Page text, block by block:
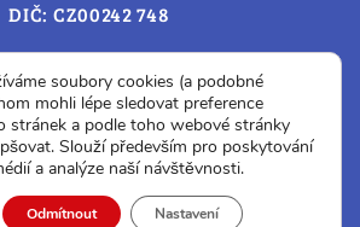
DIČ: CZ00242 748
– změna souhlasu
Prohlášení o přístupnosti
Všechna práva vyhrazena.
soubory cookies (a podobné
mohli lépe sledovat preference
stránek a podle toho webové stránky
Slouží především pro poskytování
a analýze naší návštěvnosti.
Odmítnout Nastavení